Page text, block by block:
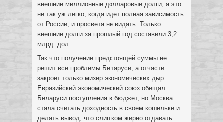
внешние миллионные долларовые долги, а это
не так уж легко, когда идет полная зависимость
от России, и просвета не видать. Только
внешние долги за прошлый год составили 3,2
млрд. дол.
Так что получение предстоящей суммы не
решит все проблемы Беларуси, а отчасти
закроет только мизер экономических дыр.
Евразийский экономический союз обещал
Беларуси поступления в бюджет, но Москва
стала считать доходность в своем кошельке и
делать вывод, что слишком жирно отдавать